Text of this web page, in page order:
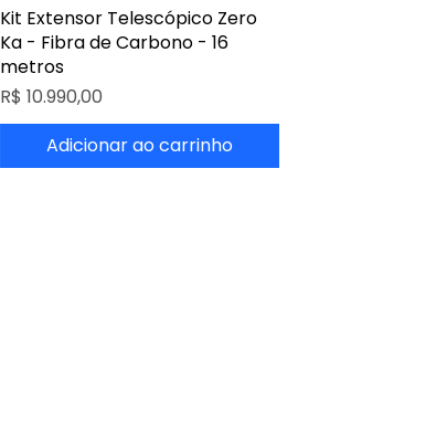
Kit Extensor Telescópico Zero
Ka - Fibra de Carbono - 16
metros
Preço
R$ 10.990,00
Adicionar ao carrinho